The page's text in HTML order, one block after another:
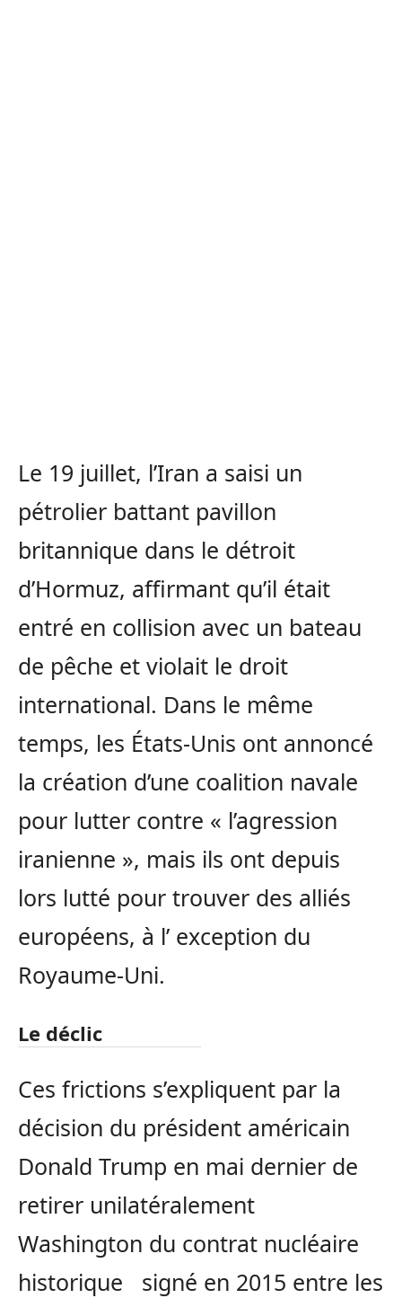
Le 19 juillet, l’Iran a saisi un
pétrolier battant pavillon
britannique dans le détroit
d’Hormuz, affirmant qu’il était
entré en collision avec un bateau
de pêche et violait le droit
international. Dans le même
temps, les États-Unis ont annoncé
la création d’une coalition navale
pour lutter contre « l’agression
iranienne », mais ils ont depuis
lors lutté pour trouver des alliés
européens, à l’ exception du
Royaume-Uni.
Le déclic
Ces frictions s’expliquent par la
décision du président américain
Donald Trump en mai dernier de
retirer unilatéralement
Washington du contrat nucléaire
historique signé en 2015 entre les